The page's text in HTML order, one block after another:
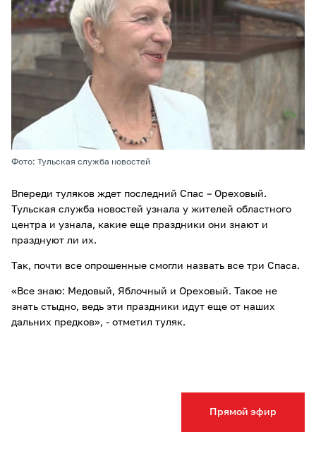
Прямой эфир
Фото: Тульская служба новостей
Впереди туляков ждет последний Спас – Ореховый.
Тульская служба новостей узнала у жителей областного
центра и узнала, какие еще праздники они знают и
празднуют ли их.
Так, почти все опрошенные смогли назвать все три Спаса.
«Все знаю: Медовый, Яблочный и Ореховый. Такое не
знать стыдно, ведь эти праздники идут еще от наших
дальних предков», - отметил туляк.